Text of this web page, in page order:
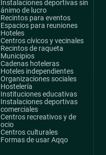
Instalaciones deportivas sin
ánimo de lucro
Recintos para eventos
Espacios para reuniones
Hoteles
Centros cívicos y vecinales
Recintos de raqueta
Municipios
Cadenas hoteleras
Hoteles independientes
Organizaciones sociales
Hostelería
Instituciones educativas
Instalaciones deportivas
comerciales
Centros recreativos y de
ocio
Centros culturales
Formas de usar Aqqo